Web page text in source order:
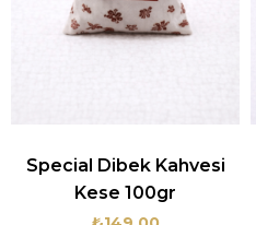
Special Dibek Kahvesi
Kese 100gr